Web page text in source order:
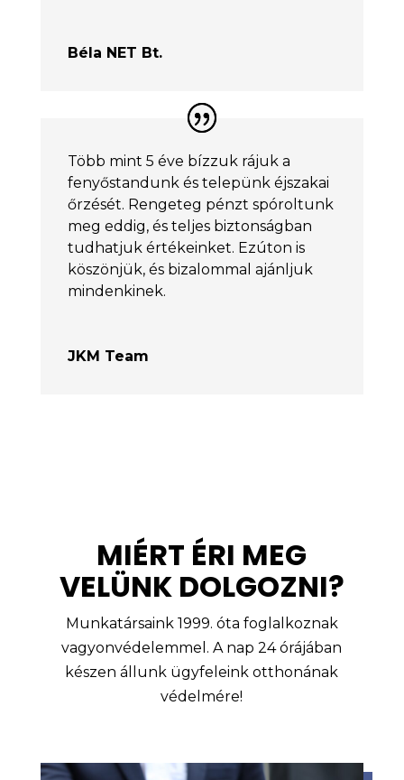
Béla NET Bt.
Több mint 5 éve bízzuk rájuk a
fenyőstandunk és telepünk éjszakai
őrzését. Rengeteg pénzt spóroltunk
meg eddig, és teljes biztonságban
tudhatjuk értékeinket. Ezúton is
köszönjük, és bizalommal ajánljuk
mindenkinek.
JKM Team
MIÉRT ÉRI MEG
VELÜNK DOLGOZNI?
Munkatársaink 1999. óta foglalkoznak
vagyonvédelemmel. A nap 24 órájában
készen állunk ügyfeleink otthonának
védelmére!